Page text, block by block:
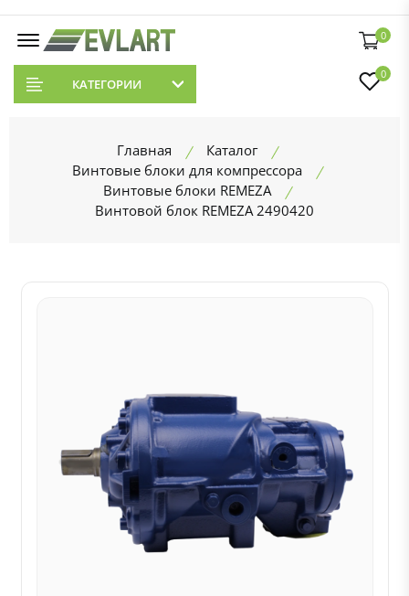
0
КАТЕГОРИИ
0
Главная
Каталог
Винтовые блоки для компрессора
Винтовые блоки REMEZA
Винтовой блок REMEZA 2490420